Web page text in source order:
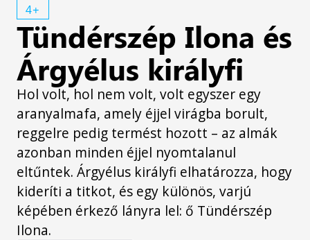
4+
Tündérszép Ilona és
Árgyélus királyfi
Hol volt, hol nem volt, volt egyszer egy
aranyalmafa, amely éjjel virágba borult,
reggelre pedig termést hozott – az almák
azonban minden éjjel nyomtalanul
eltűntek. Árgyélus királyfi elhatározza, hogy
kideríti a titkot, és egy különös, varjú
képében érkező lányra lel: ő Tündérszép
Ilona.